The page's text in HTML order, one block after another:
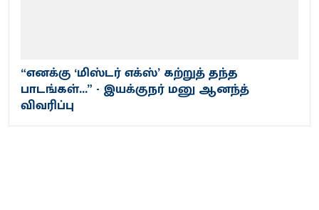
“எனக்கு ‘மிஸ்டர் எக்ஸ்’ கற்றுத் தந்த
பாடங்கள்...” - இயக்குநர் மனு ஆனந்த்
விவரிப்பு